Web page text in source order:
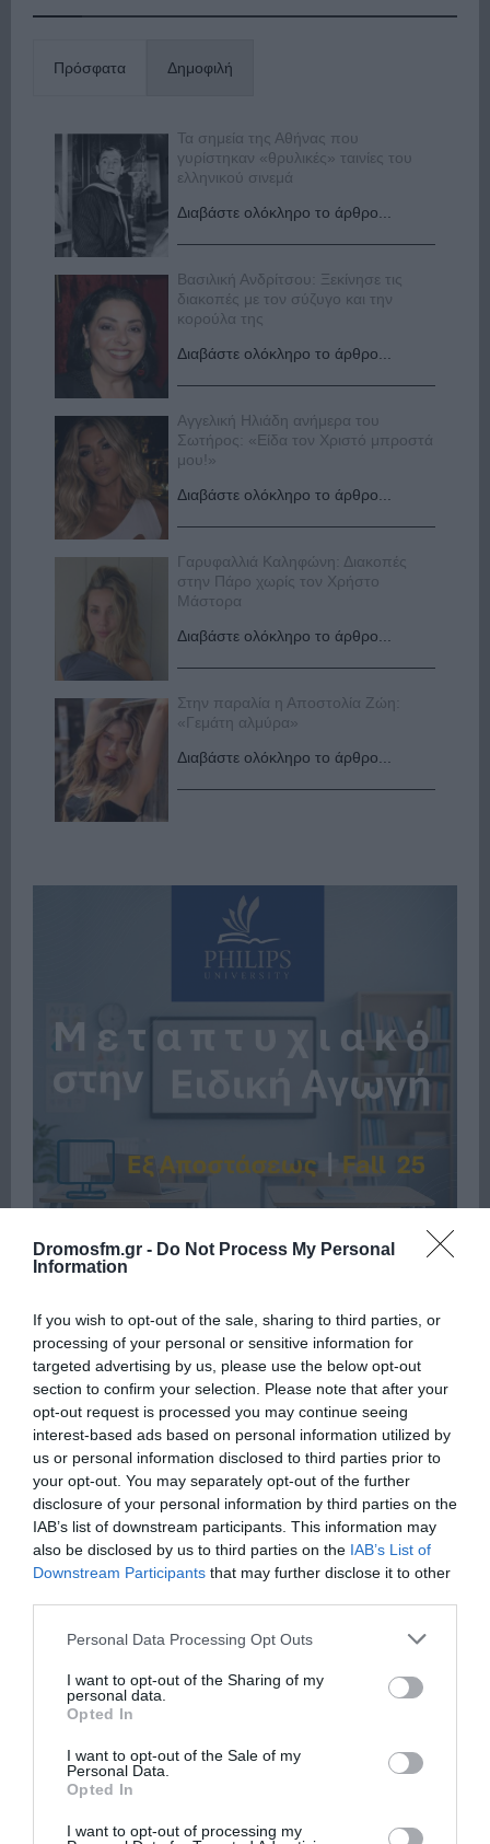
Dromosfm.gr - Do Not Process My Personal
Information
If you wish to opt-out of the sale, sharing to third parties, or
processing of your personal or sensitive information for
targeted advertising by us, please use the below opt-out
section to confirm your selection. Please note that after your
opt-out request is processed you may continue seeing
interest-based ads based on personal information utilized by
us or personal information disclosed to third parties prior to
your opt-out. You may separately opt-out of the further
disclosure of your personal information by third parties on the
IAB’s list of downstream participants. This information may
also be disclosed by us to third parties on the IAB’s List of
Downstream Participants that may further disclose it to other
Please note that this website/app uses one or more Google
not limited to your visit or usage behaviour. You may click to
grant or deny consent to Google and its third-party tags to
use your data for below specified purposes in below Google
consent section.
Personal Data Processing Opt Outs
I want to opt-out of the Sharing of my
personal data.
Opted In
I want to opt-out of the Sale of my
Personal Data.
Opted In
I want to opt-out of processing my
Πρόσφατα Δημοφιλή
Τα σημεία της Αθήνας που
γυρίστηκαν «θρυλικές» ταινίες του
ελληνικού σινεμά
Διαβάστε ολόκληρο το άρθρο...
Βασιλική Ανδρίτσου: Ξεκίνησε τις
διακοπές με τον σύζυγο και την
κορούλα της
Διαβάστε ολόκληρο το άρθρο...
Αγγελική Ηλιάδη ανήμερα του
Σωτήρος: «Είδα τον Χριστό μπροστά
μου!»
Διαβάστε ολόκληρο το άρθρο...
Γαρυφαλλιά Καληφώνη: Διακοπές
στην Πάρο χωρίς τον Χρήστο
Μάστορα
Διαβάστε ολόκληρο το άρθρο...
Στην παραλία η Αποστολία Ζώη:
«Γεμάτη αλμύρα»
Διαβάστε ολόκληρο το άρθρο...
Πρόσφατα Δημοφιλή
ΕΙΠΕΣ – ΦΕΡΡΗΣ ΘΟΔΩΡΗΣ
Παρακαλώ Περιμένετε...